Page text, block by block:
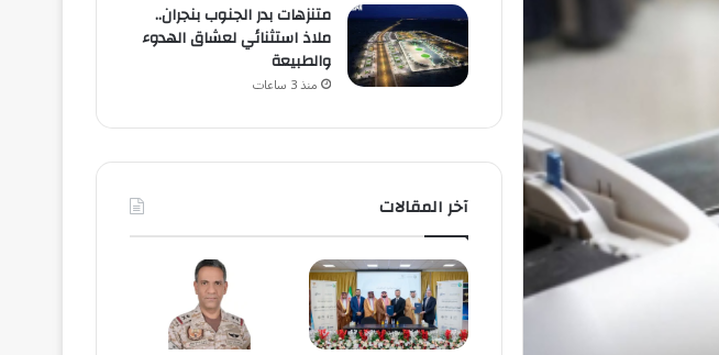
متنزهات بدر الجنوب بنجران..
ملاذ استثنائي لعشاق الهدوء
والطبيعة
منذ 3 ساعات
آخر المقالات